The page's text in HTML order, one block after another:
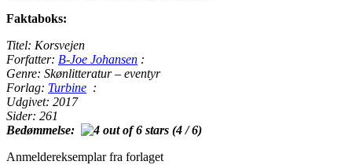
Faktaboks:
Titel: Korsvejen
Forfatter: B-Joe Johansen :
Genre: Skønlitteratur – eventyr
Forlag: Turbine :
Udgivet: 2017
Sider: 261
Bedømmelse:
(4 / 6)
Anmeldereksemplar fra forlaget